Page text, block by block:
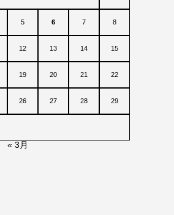
5 6 7 8
12 13 14 15
19 20 21 22
26 27 28 29
« 3月